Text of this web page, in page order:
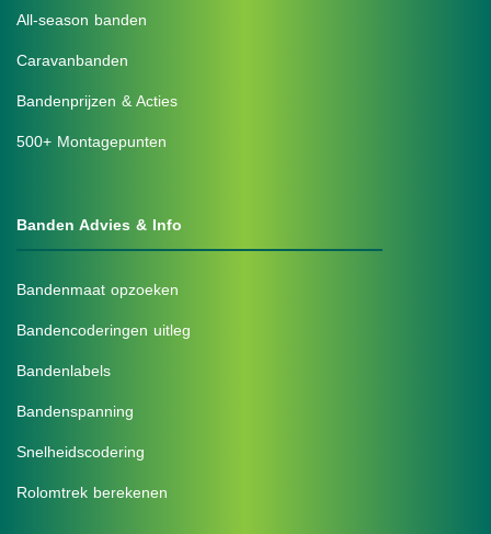
All-season banden
Caravanbanden
Bandenprijzen & Acties
500+ Montagepunten
Banden Advies & Info
Bandenmaat opzoeken
Bandencoderingen uitleg
Bandenlabels
Bandenspanning
Snelheidscodering
Rolomtrek berekenen